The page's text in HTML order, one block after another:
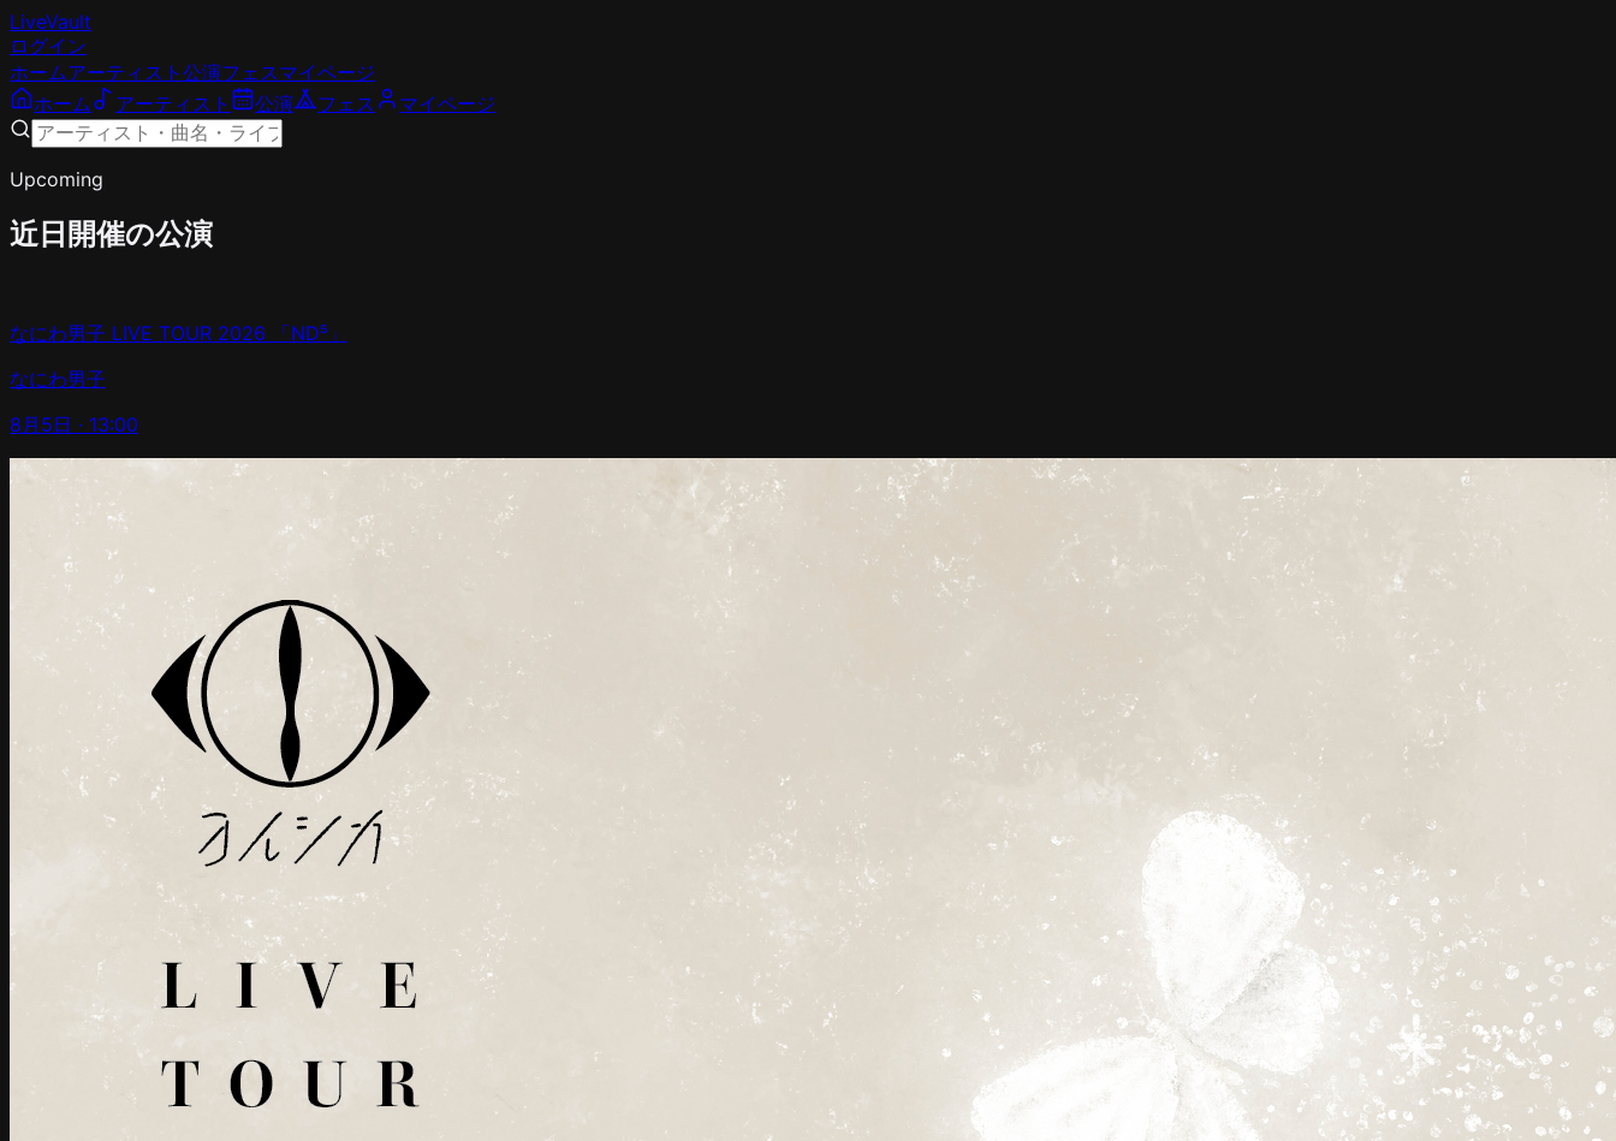
LiveVault
ログイン
ホームアーティスト 公演フェスマイページ
ホーム
アーティスト 公演 フェス マイページ
Upcoming
近日開催の公演
なにわ男子 LIVE TOUR 2026 「ND⁵」
なにわ男子
8月5日 · 13:00